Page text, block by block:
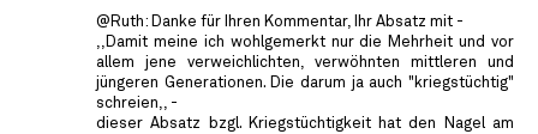
@Ruth: Danke für Ihren Kommentar, Ihr Absatz mit -
,,Damit meine ich wohlgemerkt nur die Mehrheit und vor
allem jene verweichlichten, verwöhnten mittleren und
jüngeren Generationen. Die darum ja auch "kriegstüchtig"
schreien,, -
dieser Absatz bzgl. Kriegstüchtigkeit hat den Nagel am